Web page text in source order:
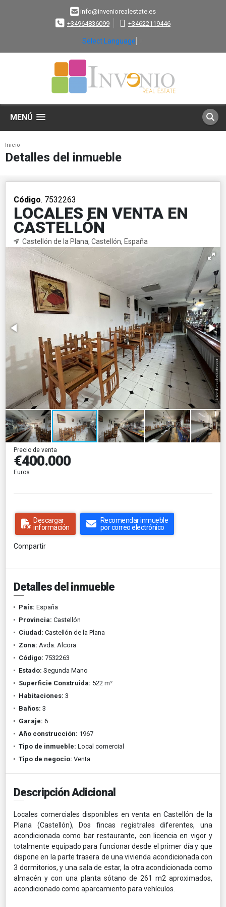
info@inveniorealestate.es
+34964836099
+34622119446
Select Language
MENÚ
Inicio
Detalles del inmueble
Código. 7532263
LOCALES EN VENTA EN
CASTELLÓN
Castellón de la Plana, Castellón, España
Precio de venta
€400.000
Euros
Descargar
información
Recomendar inmueble
por correo electrónico
Compartir
Detalles del inmueble
País: España
Provincia: Castellón
Ciudad: Castellón de la Plana
Zona: Avda. Alcora
Código: 7532263
Estado: Segunda Mano
Superficie Construida: 522 m²
Habitaciones: 3
Baños: 3
Garaje: 6
Año construcción: 1967
Tipo de inmueble: Local comercial
Tipo de negocio: Venta
Descripción Adicional
Locales comerciales disponibles en venta en Castellón de la
Plana (Castellón), Dos fincas registrales diferentes, una
acondicionada como bar restaurante, con licencia en vigor y
totalmente equipado para funcionar desde el primer día y que
dispone en la parte trasera de una vivienda acondicionada con
3 dormitorios, y una sala de estar, la otra acondicionada como
almacén y con una planta sótano de 261 m2 aproximados,
acondicionado como aparcamiento para vehículos.